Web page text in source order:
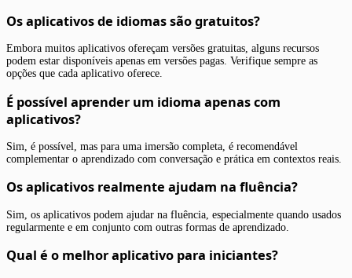
Os aplicativos de idiomas são gratuitos?
Embora muitos aplicativos ofereçam versões gratuitas, alguns recursos
podem estar disponíveis apenas em versões pagas. Verifique sempre as
opções que cada aplicativo oferece.
É possível aprender um idioma apenas com
aplicativos?
Sim, é possível, mas para uma imersão completa, é recomendável
complementar o aprendizado com conversação e prática em contextos reais.
Os aplicativos realmente ajudam na fluência?
Sim, os aplicativos podem ajudar na fluência, especialmente quando usados
regularmente e em conjunto com outras formas de aprendizado.
Qual é o melhor aplicativo para iniciantes?